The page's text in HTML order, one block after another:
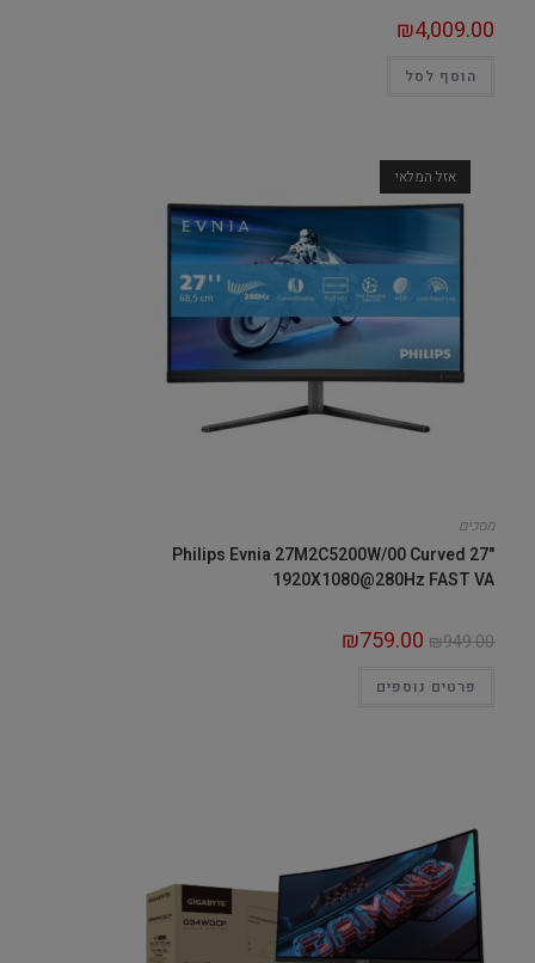
₪4,009.00
הוסף לסל
אזל המלאי
מסכים
Philips Evnia 27M2C5200W/00 Curved 27"
1920X1080@280Hz FAST VA
₪949.00
₪759.00
פרטים נוספים